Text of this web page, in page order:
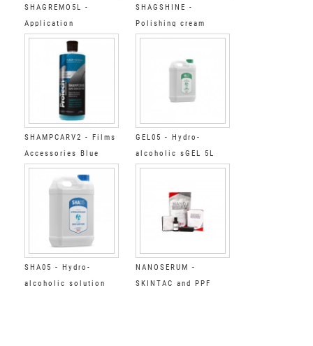
SHAGREMO5L -
Application
accessories Super
Cleaner Step 1 5L
SHAGSHINE -
Polishing cream
SHAMPCARV2 - Films
Accessories Blue
shampoo concentrate
GEL05 - Hydro-
alcoholic sGEL 5L
SHA05 - Hydro-
alcoholic solution
NANOSERUM -
SKINTAC and PPF